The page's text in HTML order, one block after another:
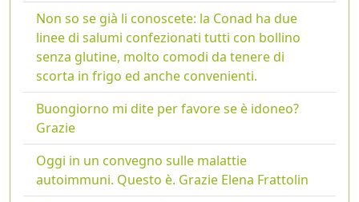
Non so se già li conoscete: la Conad ha due
linee di salumi confezionati tutti con bollino
senza glutine, molto comodi da tenere di
scorta in frigo ed anche convenienti.
Buongiorno mi dite per favore se è idoneo?
Grazie
Oggi in un convegno sulle malattie
autoimmuni. Questo è. Grazie Elena Frattolin